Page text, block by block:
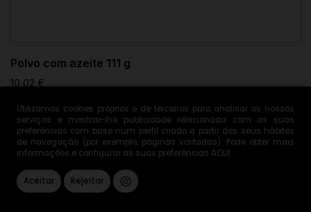
Utilizamos cookies próprios e de terceiros para analisar os nossos
serviços e mostrar-lhe publicidade relacionada com as suas
preferências com base num perfil criado a partir dos seus hábitos
de navegação (por exemplo, páginas visitadas). Pode obter mais
informações e configurar as suas preferências AQUI .
Aceitar Rejeitar
Polvo com azeite 111 g
10,02 €
 ADICIONAR AO CARRINHO